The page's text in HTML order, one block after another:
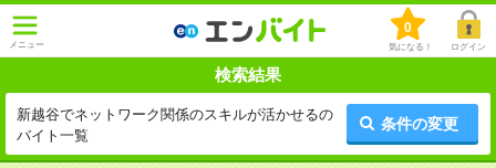
メニュー
0
気になる！ ログイン
検索結果
新越谷でネットワーク関係のスキルが活かせるの
バイト一覧
条件の変更